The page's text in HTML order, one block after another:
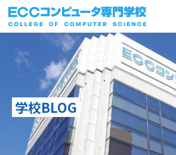
学校BLOG